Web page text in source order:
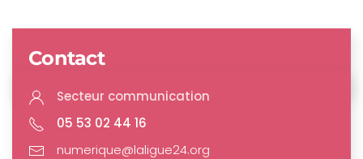
Contact
Secteur communication
05 53 02 44 16
numerique@laligue24.org